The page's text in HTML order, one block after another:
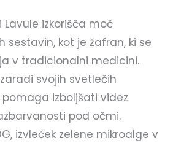
Lavule izkorišča moč
sestavin, kot je žafran, ki se
v tradicionalni medicini.
svojih svetlečih
izboljšati videz
pod očmi.
izvleček zelene mikroalge v